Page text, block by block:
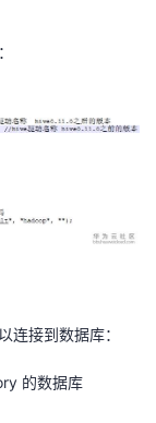
连接到数据库：
的数据库